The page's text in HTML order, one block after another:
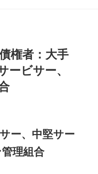
権者：大手
ービサー、
ー、中堅サー
理組合